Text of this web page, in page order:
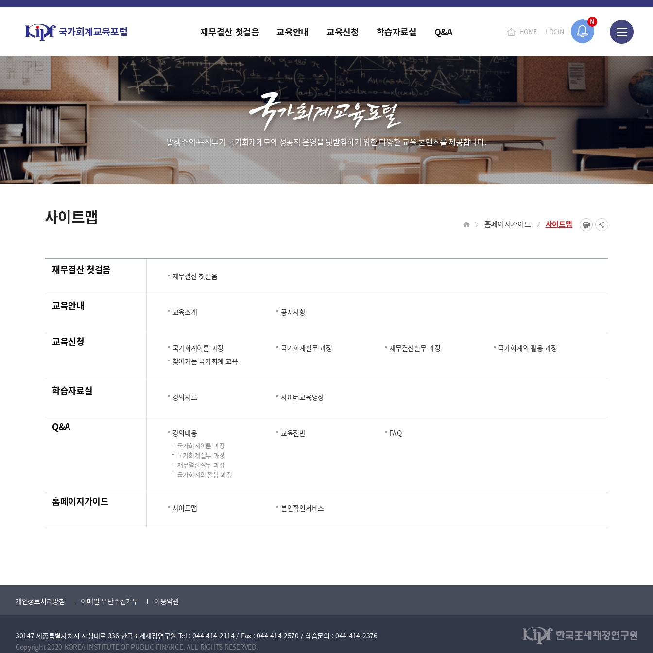
N
홈페이지가 새롭게 개편되었습니다.
HOME LOGIN
재무결산 첫걸음 교육안내 교육신청 학습자료실 Q&A
발생주의·복식부기 국가회계제도의 성공적 운영을 뒷받침하기 위한 다양한 교육 콘텐츠를 제공합니다.
사이트맵 홈페이지가이드 사이트맵
재무결산 첫걸음
재무결산 첫걸음
교육안내
교육소개 공지사항
교육신청
국가회계이론 과정 국가회계실무 과정 재무결산실무 과정
국가회계의 활용 과정
찾아가는 국가회계 교육
학습자료실
강의자료 사이버교육영상
Q&A
강의내용
국가회계이론 과정
국가회계실무 과정
재무결산실무 과정
국가회계의 활용 과정
교육전반 FAQ
홈페이지가이드
사이트맵 본인확인서비스
개인정보처리방침 이메일 무단수집거부 이용약관
30147 세종특별자치시 시청대로 336 한국조세재정연구원 Tel : 044-414-2114 / Fax : 044-414-2570 / 학습문의 : 044-414-2376
Copyright 2020 KOREA INSTITUTE OF PUBLIC FINANCE. ALL RIGHTS RESERVED.